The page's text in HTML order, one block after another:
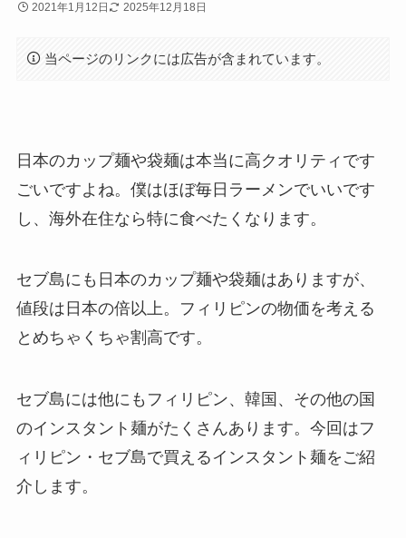
2021年1月12日 2025年12月18日
当ページのリンクには広告が含まれています。
日本のカップ麺や袋麺は本当に高クオリティです
ごいですよね。僕はほぼ毎日ラーメンでいいです
し、海外在住なら特に食べたくなります。
セブ島にも日本のカップ麺や袋麺はありますが、
値段は日本の倍以上。フィリピンの物価を考える
とめちゃくちゃ割高です。
セブ島には他にもフィリピン、韓国、その他の国
のインスタント麺がたくさんあります。今回はフ
ィリピン・セブ島で買えるインスタント麺をご紹
介します。